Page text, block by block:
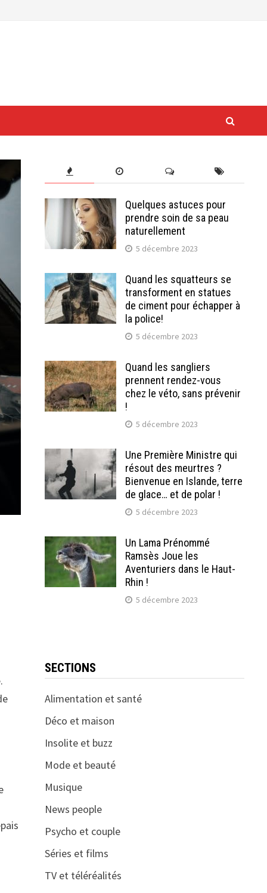
Quelques astuces pour
prendre soin de sa peau
naturellement
5 décembre 2023
Quand les squatteurs se
transforment en statues
de ciment pour échapper à
la police!
5 décembre 2023
Quand les sangliers
prennent rendez-vous
chez le véto, sans prévenir
!
5 décembre 2023
Une Première Ministre qui
résout des meurtres ?
Bienvenue en Islande, terre
de glace… et de polar !
5 décembre 2023
Un Lama Prénommé
Ramsès Joue les
Aventuriers dans le Haut-
Rhin !
5 décembre 2023
SECTIONS
Alimentation et santé
Déco et maison
Insolite et buzz
Mode et beauté
Musique
News people
Psycho et couple
Séries et films
TV et téléréalités